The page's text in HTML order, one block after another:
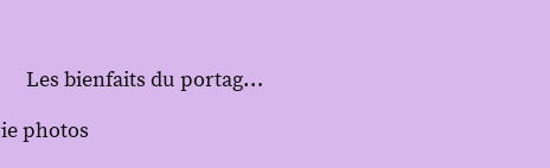
Les bienfaits du portage bébé
photos